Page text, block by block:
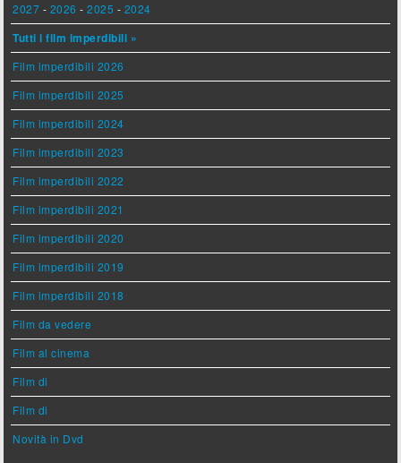
2027 - 2026 -2025 - 2024
Tutti i film imperdibili »
Film imperdibili 2026
Film imperdibili 2025
Film imperdibili 2024
Film imperdibili 2023
Film imperdibili 2022
Film imperdibili 2021
Film imperdibili 2020
Film imperdibili 2019
Film imperdibili 2018
Film da vedere
Film al cinema
Film di
Film di
Novità in Dvd